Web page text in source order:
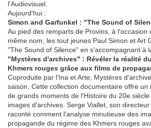
l'Audiovisuel.
Aujourd'hui :
Simon and Garfunkel : "The Sound of
Au pied des remparts de Provins, à l'occasion
même nom, les tout jeunes Paul Simon et Art
"The Sound of Silence" en s'accompagnant à
"Mystères d'archives" : Révéler la réalité
Khmers rouges grâce aux films de
Coproduite par l'Ina et Arte, Mystères
saison. Cette collection documentaire offre un
de grands moments de l'Histoire du 20e
images d'archives. Serge Viallet, son
raconté comment l'analyse minutieuse des
propagande du régime des Khmers rouges